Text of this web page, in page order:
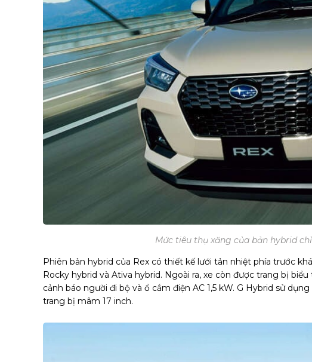
Mức tiêu thụ xăng của bản hybrid
Phiên bản hybrid của Rex có thiết kế lưới tản nhiệt phía trước
Rocky hybrid và Ativa hybrid. Ngoài ra, xe còn được trang bị
cảnh báo người đi bộ và ổ cắm điện AC 1,5 kW. G Hybrid sử
trang bị mâm 17 inch.